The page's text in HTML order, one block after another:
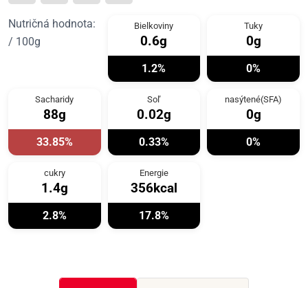
Nutričná hodnota:
/ 100g
Bielkoviny
0.6g
1.2%
Tuky
0g
0%
Sacharidy
88g
33.85%
Soľ
0.02g
0.33%
nasýtené(SFA)
0g
0%
cukry
1.4g
2.8%
Energie
356kcal
17.8%